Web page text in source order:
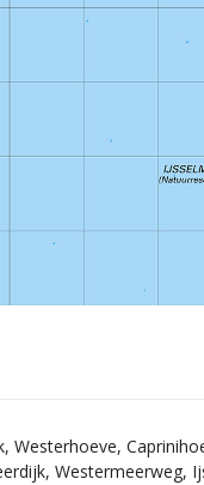
Westermeerweg,